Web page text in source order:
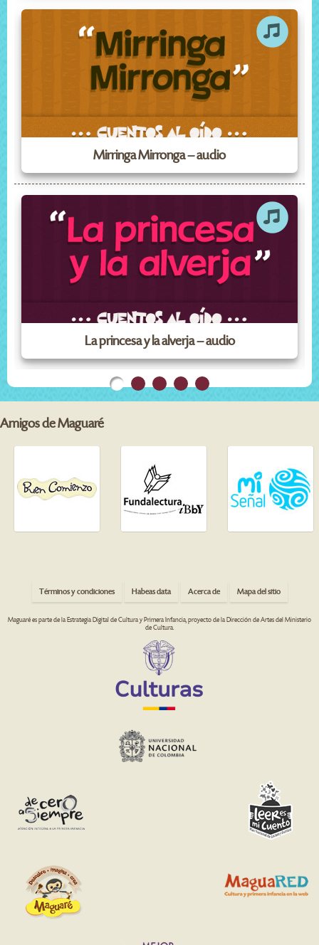
Mirringa Mirronga – audio
La princesa y la alverja – audio
Amigos de Maguaré
Términos y condiciones Habeas data Acerca de Mapa del sitio
Maguaré es parte de la Estrategia Digital de Cultura y Primera Infancia, proyecto de la Dirección de Artes del Ministerio
de Cultura.